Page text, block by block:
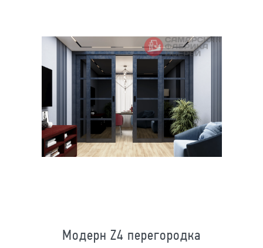
Модерн Z4 перегородка